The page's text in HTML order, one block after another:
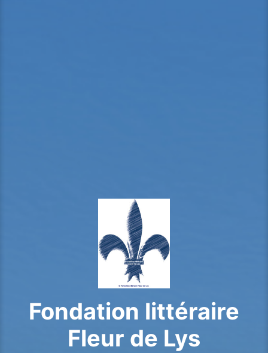
Fondation littéraire
Fleur de Lys